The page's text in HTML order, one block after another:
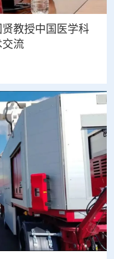
教授中国医学科
交流